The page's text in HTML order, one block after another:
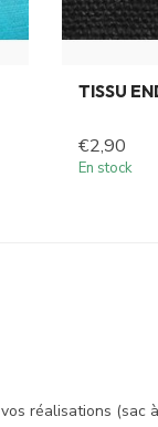
TISSU
€2,90
En stock
réalisations (sac